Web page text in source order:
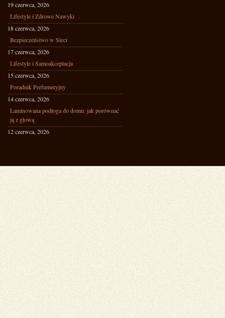
19 czerwca, 2026
Lifestyle i Zdrowe Nawyki
18 czerwca, 2026
Bezpieczeństwo w Sieci
17 czerwca, 2026
Lifestyle i Samoakceptacja
15 czerwca, 2026
Poradnik Perfumeryjny
14 czerwca, 2026
Laminowana podłoga do domu: jak porównać
ją z głową
12 czerwca, 2026